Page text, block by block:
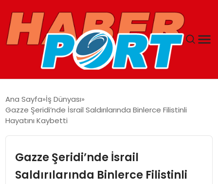
GUNCEL
Ana Sayfa İş Dünyası
Gazze Şeridi’nde İsrail Saldırılarında Binlerce Filistinli
Hayatını Kaybetti
Gazze Şeridi’nde İsrail
Saldırılarında Binlerce Filistinli